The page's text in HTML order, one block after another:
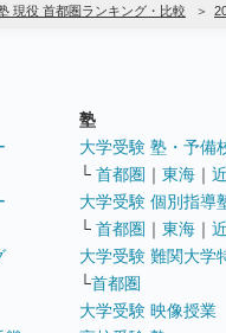
現役 首都圏ランキング・比較
塾
大学受験 塾・予備
└ 首都圏 ｜ 東海 ｜
大学受験 個別指導
└ 首都圏 ｜ 東海 ｜
大学受験 難関大学
└首都圏
大学受験 映像授業